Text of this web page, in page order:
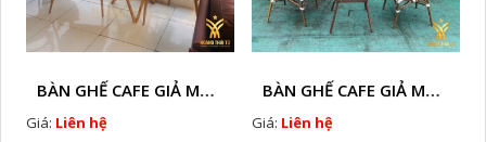
BÀN GHẾ CAFE GIẢ MÂY HTT - L128A
Giá: Liên hệ
BÀN GHẾ CAFE GIẢ MÂY HTT - LS132
Giá: Liên hệ